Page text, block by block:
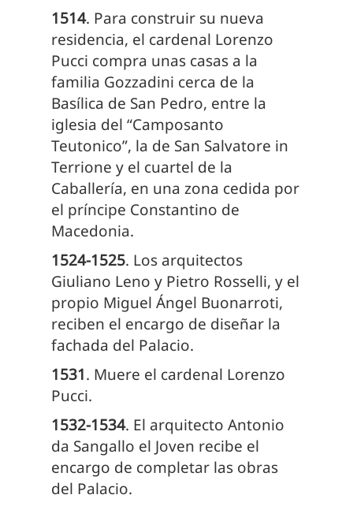
1514. Para construir su nueva
residencia, el cardenal Lorenzo
Pucci compra unas casas a la
familia Gozzadini cerca de la
Basílica de San Pedro, entre la
iglesia del “Camposanto
Teutonico”, la de San Salvatore in
Terrione y el cuartel de la
Caballería, en una zona cedida por
el príncipe Constantino de
Macedonia.
1524-1525. Los arquitectos
Giuliano Leno y Pietro Rosselli, y el
propio Miguel Ángel Buonarroti,
reciben el encargo de diseñar la
fachada del Palacio.
1531. Muere el cardenal Lorenzo
Pucci.
1532-1534. El arquitecto Antonio
da Sangallo el Joven recibe el
encargo de completar las obras
del Palacio.